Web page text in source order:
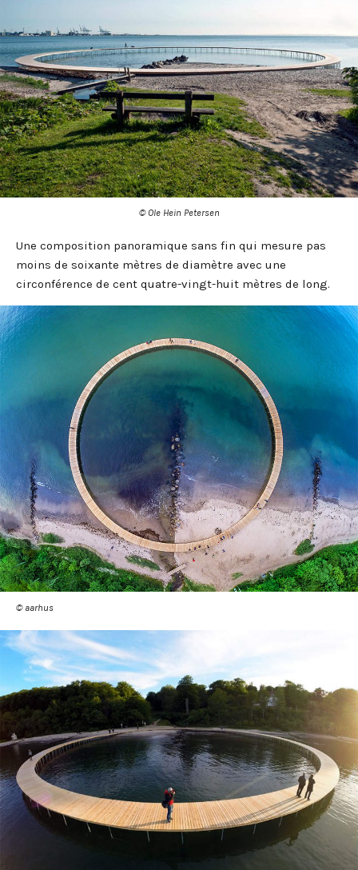
© Ole Hein Petersen
Une composition panoramique sans fin qui mesure pas
moins de soixante mètres de diamètre avec une
circonférence de cent quatre-vingt-huit mètres de long.
© aarhus